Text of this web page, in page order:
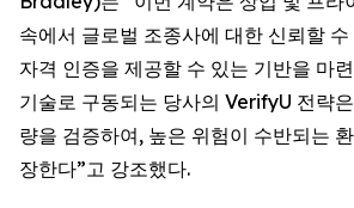
속에서 글로벌 조종사에 대한 신뢰할
자격 인증을 제공할 수 있는 기반을 마
기술로 구동되는 당사의 VerifyU 전략
량을 검증하여, 높은 위험이 수반되는
장한다”고 강조했다.